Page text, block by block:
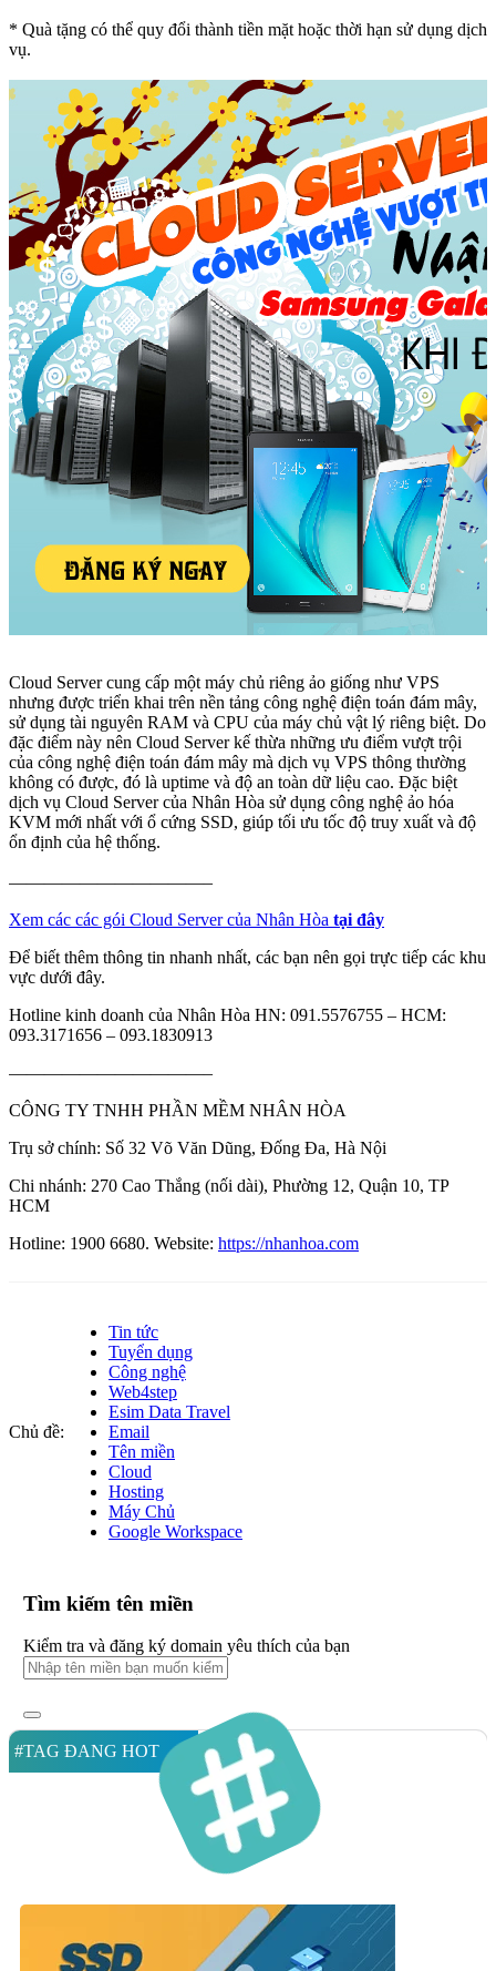
* Quà tặng có thể quy đổi thành tiền mặt hoặc thời hạn sử dụng dịch
vụ.
Cloud Server cung cấp một máy chủ riêng ảo giống như VPS
nhưng được triển khai trên nền tảng công nghệ điện toán đám mây,
sử dụng tài nguyên RAM và CPU của máy chủ vật lý riêng biệt. Do
đặc điểm này nên Cloud Server kế thừa những ưu điểm vượt trội
của công nghệ điện toán đám mây mà dịch vụ VPS thông thường
không có được, đó là uptime và độ an toàn dữ liệu cao. Đặc biệt
dịch vụ Cloud Server của Nhân Hòa sử dụng công nghệ ảo hóa
KVM mới nhất với ổ cứng SSD, giúp tối ưu tốc độ truy xuất và độ
ổn định của hệ thống.
———————————–
Xem các các gói Cloud Server của Nhân Hòa tại đây
Để biết thêm thông tin nhanh nhất, các bạn nên gọi trực tiếp các khu
vực dưới đây.
Hotline kinh doanh của Nhân Hòa HN: 091.5576755 – HCM:
093.3171656 – 093.1830913
———————————–
CÔNG TY TNHH PHẦN MỀM NHÂN HÒA
Trụ sở chính: Số 32 Võ Văn Dũng, Đống Đa, Hà Nội
Chi nhánh: 270 Cao Thắng (nối dài), Phường 12, Quận 10, TP
HCM
Hotline: 1900 6680. Website: https://nhanhoa.com
Chủ đề:
Tin tức
Tuyển dụng
Công nghệ
Web4step
Esim Data Travel
Email
Tên miền
Cloud
Hosting
Máy Chủ
Google Workspace
Tìm kiếm tên miền
Kiểm tra và đăng ký domain yêu thích của bạn
#TAG ĐANG HOT